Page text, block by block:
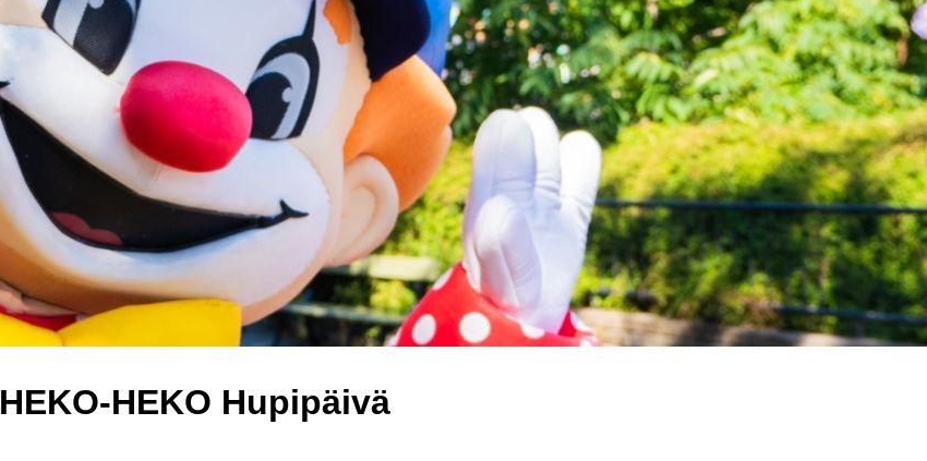
HEKO-HEKO Hupipäivä